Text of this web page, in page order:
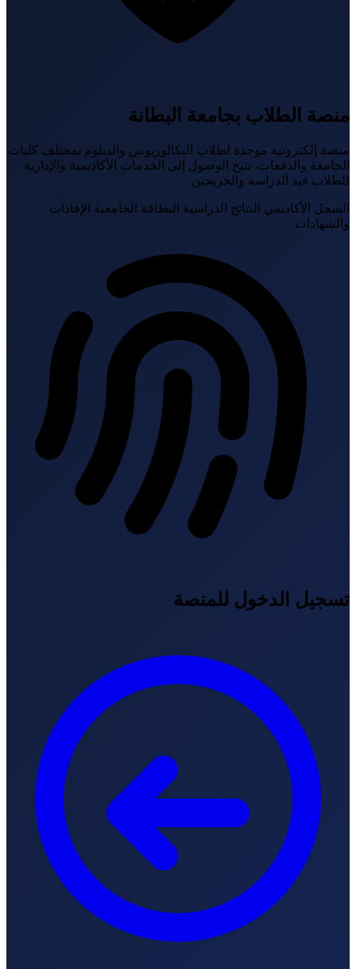
منصة الطلاب بجامعة البطانة
منصة إلكترونية موحدة لطلاب البكالوريوس والدبلوم بمختلف كليات
الجامعة والدفعات، تتيح الوصول إلى الخدمات الأكاديمية والإدارية
للطلاب قيد الدراسة والخريجين.
السجل الأكاديمي النتائج الدراسيةالبطاقة الجامعيةالإفادات
والشهادات
تسجيل الدخول للمنصة